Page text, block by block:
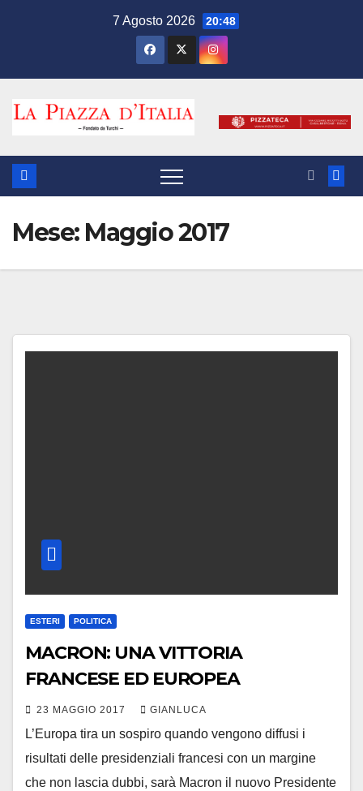
7 Agosto 2026 20:48
Mese: Maggio 2017
ESTERI POLITICA
MACRON: UNA VITTORIA
FRANCESE ED EUROPEA
23 MAGGIO 2017 GIANLUCA
L’Europa tira un sospiro quando vengono diffusi i
risultati delle presidenziali francesi con un margine
che non lascia dubbi, sarà Macron il nuovo Presidente